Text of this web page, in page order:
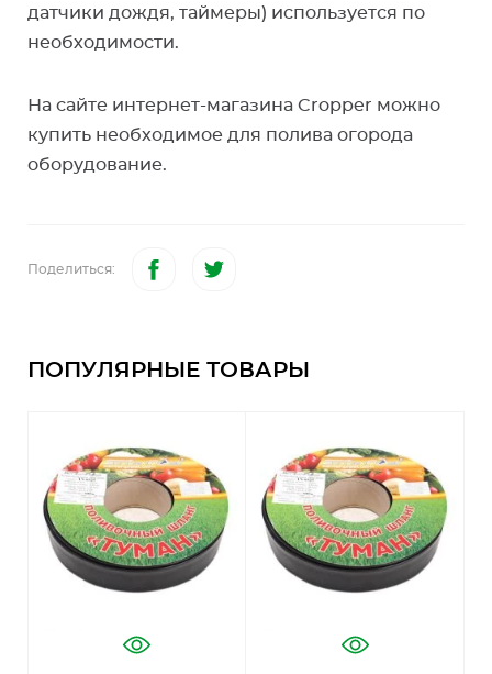
датчики дождя, таймеры) используется по
необходимости.
На сайте интернет-магазина Cropper можно
купить необходимое для полива огорода
оборудование.
Поделиться:
ПОПУЛЯРНЫЕ ТОВАРЫ